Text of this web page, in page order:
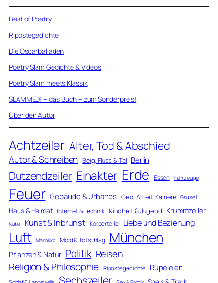
Best of Poetry
Ripostegedichte
Die Oscarballaden
Poetry Slam Gedichte & Videos
Poetry Slam meets Klassik
SLAMMED! – das Buch – zum Sonderpreis!
Über den Autor
Achtzeiler Alter, Tod & Abschied
Autor & Schreiben Berg, Fluss & Tal Berlin
Dutzendzeiler Einakter Erde Essen Fahrzeuge
Feuer Gebäude & Urbanes Geld, Arbeit, Karriere Grusel
Haus & Heimat Internet & Technik Kindheit & Jugend Krummzeiler
Kuba Kunst & Inbrunst Körperteile Liebe und Beziehung
Luft Marokko Mord & Totschlag München
Pflanzen & Natur Politik Reisen
Religion & Philosophie Ripostegedichte Rüpeleien